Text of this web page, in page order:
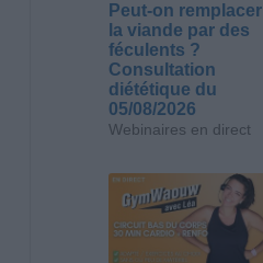
Peut-on remplacer
la viande par des
féculents ?
Consultation
diététique du
05/08/2026
Webinaires en direct